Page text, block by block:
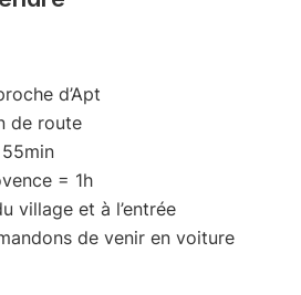
d’Apt
de route
= 1h
village et à l’entrée
de venir en voiture